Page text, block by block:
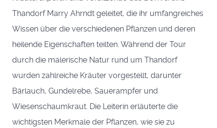
Thandorf Marry Ahrndt geleitet, die ihr umfangreiches
Wissen über die verschiedenen Pflanzen und deren
heilende Eigenschaften teilten. Während der Tour
durch die malerische Natur rund um Thandorf
wurden zahlreiche Kräuter vorgestellt, darunter
Bärlauch, Gundelrebe, Sauerampfer und
Wiesenschaumkraut. Die Leiterin erläuterte die
wichtigsten Merkmale der Pflanzen, wie sie zu